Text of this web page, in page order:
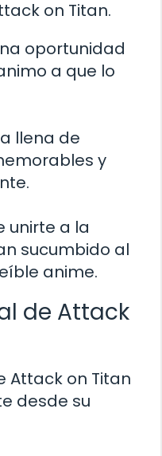
on Titan.
oportunidad
a que lo
llena de
y
unirte a la
sucumbido al
anime.
de Attack
Attack on Titan
desde su